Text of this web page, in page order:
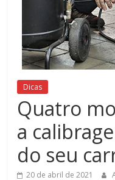
setor
automobilístico
estão
Dicas
Quatro
a
do seu
20 de abril de 2021